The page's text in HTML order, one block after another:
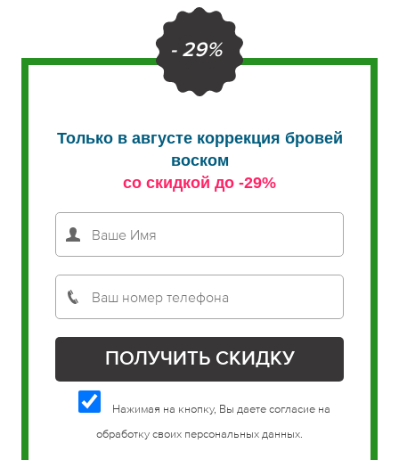
- 29%
Только в августе коррекция бровей
воском
со скидкой до -29%
Нажимая на кнопку, Вы даете согласие на
обработку своих персональных данных.